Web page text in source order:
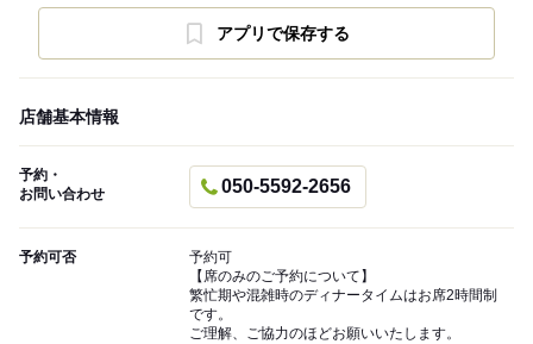
アプリで保存する
店舗基本情報
予約・
お問い合わせ
050-5592-2656
予約可否
予約可
【席のみのご予約について】
繁忙期や混雑時のディナータイムはお席2時間制
です。
ご理解、ご協力のほどお願いいたします。